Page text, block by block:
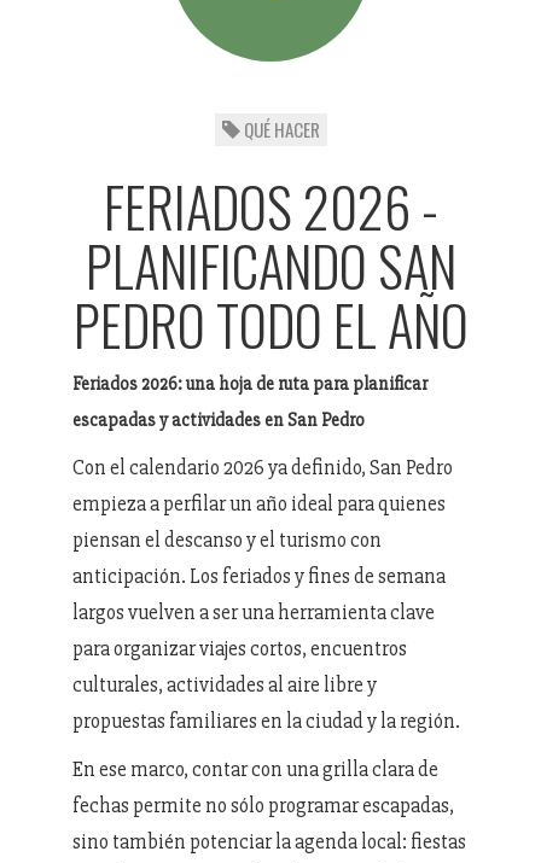
QUÉ HACER
FERIADOS 2026 -
PLANIFICANDO SAN
PEDRO TODO EL AÑO
Feriados 2026: una hoja de ruta para planificar
escapadas y actividades en San Pedro
Con el calendario 2026 ya definido, San Pedro
empieza a perfilar un año ideal para quienes
piensan el descanso y el turismo con
anticipación. Los feriados y fines de semana
largos vuelven a ser una herramienta clave
para organizar viajes cortos, encuentros
culturales, actividades al aire libre y
propuestas familiares en la ciudad y la región.
En ese marco, contar con una grilla clara de
fechas permite no sólo programar escapadas,
sino también potenciar la agenda local: fiestas